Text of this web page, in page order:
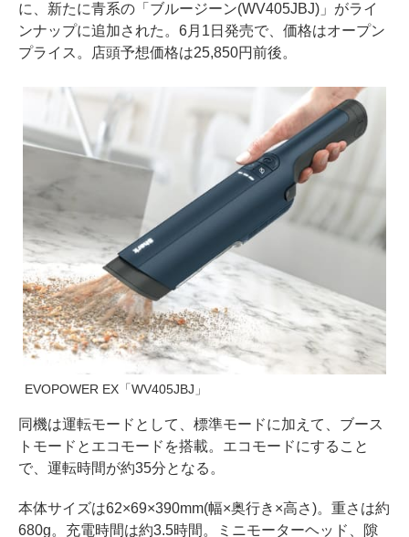
に、新たに青系の「ブルージーン(WV405JBJ)」がライ
ンナップに追加された。6月1日発売で、価格はオープン
プライス。店頭予想価格は25,850円前後。
EVOPOWER EX「WV405JBJ」
同機は運転モードとして、標準モードに加えて、ブース
トモードとエコモードを搭載。エコモードにすること
で、運転時間が約35分となる。
本体サイズは62×69×390mm(幅×奥行き×高さ)。重さは約
680g。充電時間は約3.5時間。ミニモーターヘッド、隙